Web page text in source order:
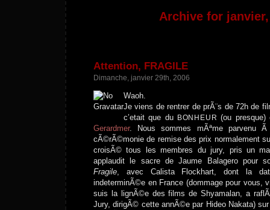
Archive for janvier,
Attention, FRAGILE
Dimanche, janvier 29th, 2006
Waoh.
Je viens de rentrer de prÃ¨s de 72h de
c’etait que du BONHEUR(ou
Gerardmer. Nous sommes mÃªme parvenu
cÃ©rÃ©monie de remise des prix normalement
croisÃ© tous les membres du jury, pris un
applaudit le sacre de Jaume Balagero pour
Fragile, avec Calista Flockhart, dont la
indeterminÃ©e en France (dommage pour vous,
suis la lignÃ©e des films de Shyamalan, a
Jury, dirigÃ© cette annÃ©e par Hideo Nakata)